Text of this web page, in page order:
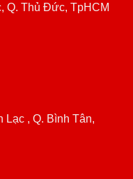
Q. Thủ Đức, TpHCM
, Q. Bình Tân,